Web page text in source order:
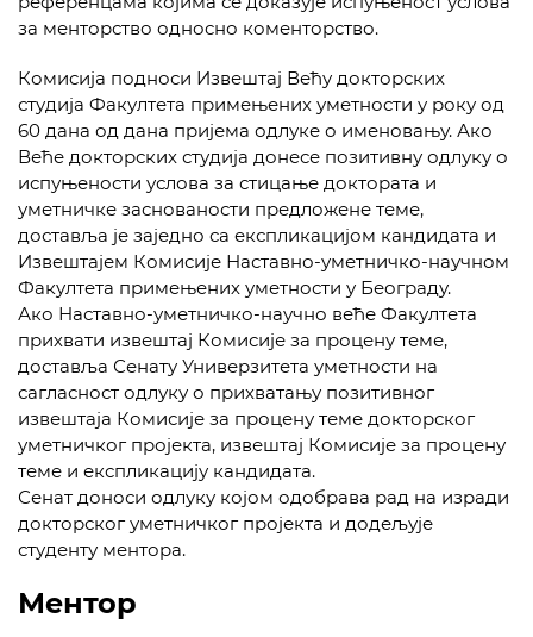
за менторство односно коменторство.
Комисија подноси Извештај Већу докторских
студија Факултета примењених уметности у року од
60 дана од дана пријема одлуке о именовању. Ако
Веће докторских студија донесе позитивну одлуку о
испуњености услова за стицање доктората и
уметничке заснованости предложене теме,
доставља је заједно са експликацијом кандидата и
Извештајем Комисије Наставно-уметничко-научном
Факултета примењених уметности у Београду.
Ако Наставно-уметничко-научно веће Факултета
прихвати извештај Комисије за процену теме,
доставља Сенату Универзитета уметности на
сагласност одлуку о прихватању позитивног
извештаја Комисије за процену теме докторског
уметничког пројекта, извештај Комисије за процену
теме и експликацију кандидата.
Сенат доноси одлуку којом одобрава рад на изради
докторског уметничког пројекта и додељује
студенту ментора.
Ментор